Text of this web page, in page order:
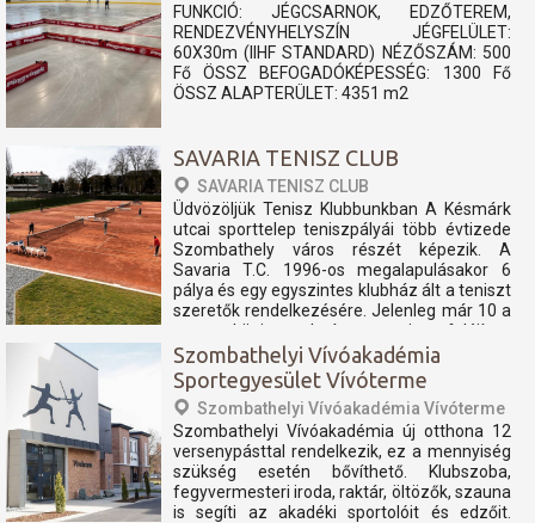
FUNKCIÓ: JÉGCSARNOK, EDZŐTEREM,
RENDEZVÉNYHELYSZÍN JÉGFELÜLET:
60X30m (IIHF STANDARD) NÉZŐSZÁM: 500
Fő ÖSSZ BEFOGADÓKÉPESSÉG: 1300 Fő
ÖSSZ ALAPTERÜLET: 4351 m2
SAVARIA TENISZ CLUB
SAVARIA TENISZ CLUB
Üdvözöljük Tenisz Klubbunkban A Késmárk
utcai sporttelep teniszpályái több évtizede
Szombathely város részét képezik. A
Savaria T.C. 1996-os megalapulásakor 6
pálya és egy egyszintes klubház ált a teniszt
szeretők rendelkezésére. Jelenleg már 10 a
nemzetközi szabvány szerint felújított
teniszpályán és...
Szombathelyi Vívóakadémia
Sportegyesület Vívóterme
Szombathelyi Vívóakadémia Vívóterme
Szombathelyi Vívóakadémia új otthona 12
versenypásttal rendelkezik, ez a mennyiség
szükség esetén bővíthető. Klubszoba,
fegyvermesteri iroda, raktár, öltözők, szauna
is segíti az akadéki sportolóit és edzőit.